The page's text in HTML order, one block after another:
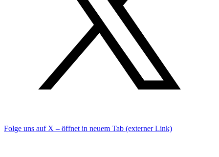
Folge uns auf X – öffnet in neuem Tab (externer Link)